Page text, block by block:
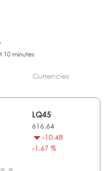
10 minutes
Currencies
LQ45
616.64
-10.48
-1.67 %